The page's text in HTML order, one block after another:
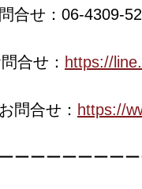
合せ：06-4309-
合せ： https://
問合せ： https://
ーーーーーーー